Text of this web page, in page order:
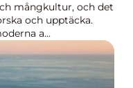
mångkultur, och det
och upptäcka.
a...